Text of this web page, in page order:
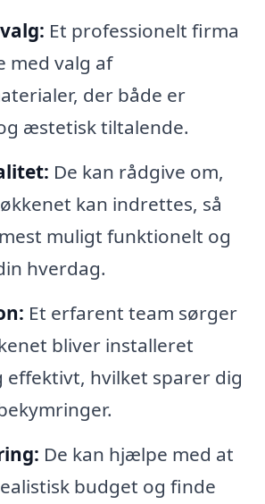
Et professionelt firma
med valg af
der både er
æstetisk tiltalende.
De kan rådgive om,
kan indrettes, så
muligt funktionelt og
hverdag.
Et erfarent team sørger
bliver installeret
effektivt, hvilket sparer dig
De kan hjælpe med at
budget og finde